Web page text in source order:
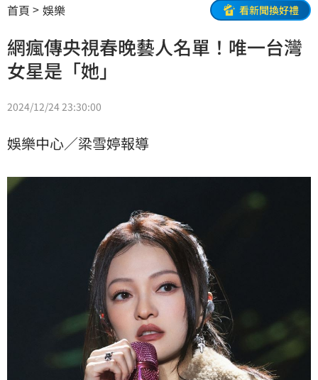
首頁 娛樂 看新聞換好禮
網瘋傳央視春晚藝人名單！唯一台灣
女星是「她」
2024/12/24 23:30:00
娛樂中心／梁雪婷報導